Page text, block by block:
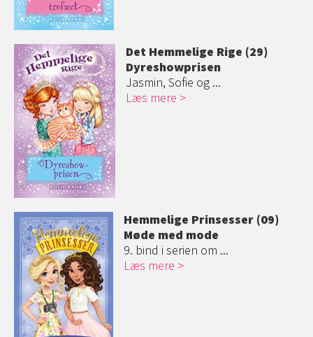
Det Hemmelige Rige (29)
Dyreshowprisen
Jasmin, Sofie og ...
Læs mere
Hemmelige Prinsesser (09)
Møde med mode
9. bind i serien om ...
Læs mere